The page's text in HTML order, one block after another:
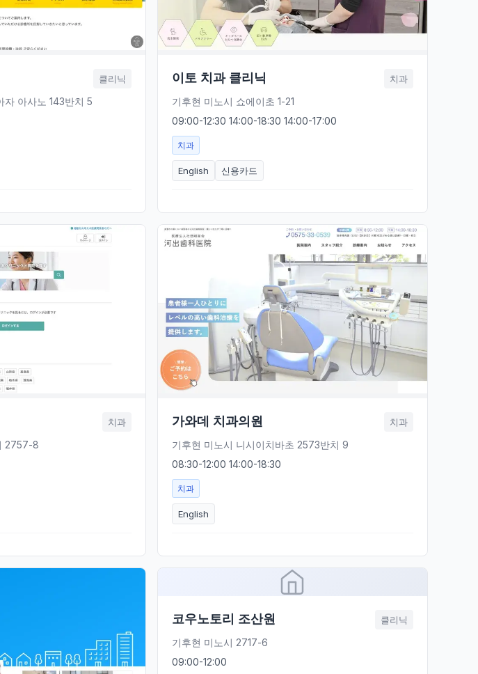
클리닉
자 아사노 143반치 5
이토 치과 클리닉 치과
기후현 미노시 쇼에이초 1-21
09:00-12:30 14:00-18:30 14:00-17:00
치과
English 신용카드
치과
2757-8
가와데 치과의원 치과
기후현 미노시 니시이치바초 2573반치 9
08:30-12:00 14:00-18:30
치과
English
코우노토리 조산원 클리닉
기후현 미노시 2717-6
09:00-12:00